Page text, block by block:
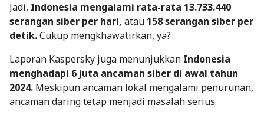
Jadi, Indonesia mengalami rata-rata 13.733.440
serangan siber per hari, atau 158 serangan siber per
detik.Cukup mengkhawatirkan, ya?
Laporan Kaspersky juga menunjukkan Indonesia
menghadapi 6 juta ancaman siber di awal tahun
2024. Meskipun ancaman lokal mengalami penurunan,
ancaman daring tetap menjadi masalah serius.